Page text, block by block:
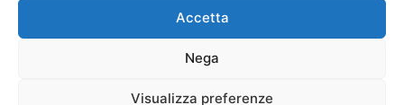
Accetta
Nega
Visualizza preferenze